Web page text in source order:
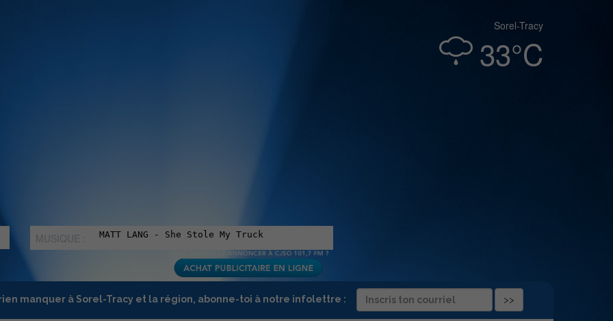
Sorel-Tracy
33°C
MUSIQUE :
manquer à Sorel-Tracy et la région, abonne-toi à notre infolettre :